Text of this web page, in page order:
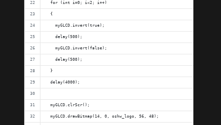
  for (int i=0; i<2; i++)
  {
    myGLCD.invert(true);
    delay(500);
    myGLCD.invert(false);
    delay(500);
  }
  delay(4000);
  myGLCD.clrScr();
  myGLCD.drawBitmap(14, 0, oshw_logo, 56, 48);